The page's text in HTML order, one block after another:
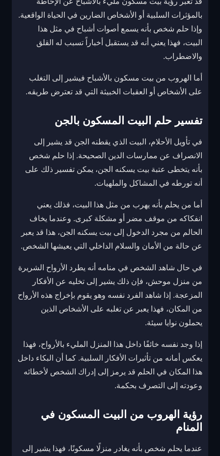
بالمؤثرات السلبية أو الأشخاص الضارين في الحياة الواقعية.
وإذا حلم شخص بأنه يسمع أصوات أشباح في مثل هذا
البيت، فهذا يعني أنه قد يستقبل أخباراً تسبب له القلق
والاضطراب.
أما الهروب من بيت مسكون بالأشباح فيشير إلى التغلب
على الأشخاص أو العقبات الخبيثة التي قد تعترض طريقه.
تفسير حلم البيت المسكون بالجن
في تأويل الأحلام، البيت الذي يقطنه الجن قد يشير إلى
الانصراف عن ممارسات الدين الصحيحة. إذا حلم شخص
بأنه يتخطى عتبة بيت يسكنه الجن، يمكن تفسير ذلك على
أنه تورطه في المشاكل والملهيات.
أما من يحلم بأنه يهرب من مثل هذا البيت، فذلك يعني
انفكاكه من موقف مضر أو مشكلة كبرى. وعندما يخاف
الحالم من مجرد الدخول إلى بيت يسكنه الجن، هذا قد يعبر
عن حالة من الأمان والسلام الداخلي التي يعيشها الشخص.
في حال شاهد الشخص في منامه أنه يطرد الأرواح الشريرة
من منزل موحش، فإن ذلك يشير إلى تخليه عن الأفكار
المزعجة. إذا شاهد الفرد نفسه وهو يقوم بإخراج هذه الأرواح
من المكان، فهذا يعبر عن تغلبه على الأشخاص الذين
يحملون نوايا سيئة.
إذا وجد نفسه خائفًا داخل هذا المنزل المليء بالأرواح، فهذا
يعكس أمانه من تأثيرات الأفكار السلبية. كما أن البكاء داخل
هذا المكان في الحلم قد يرمز إلى إدراك الشخص لأخطائه
وعودته إلى التصرف بحكمة.
رؤية الهروب من البيت المسكون في
المنام
عندما يحلم شخص بأنه يغادر منزلًا مسكونًا، فهذا يشير إلى